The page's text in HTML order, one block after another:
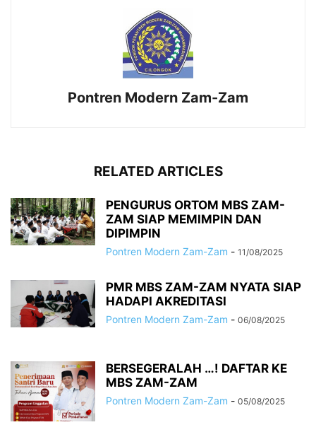
Pontren Modern Zam-Zam
RELATED ARTICLES
PENGURUS ORTOM MBS ZAM-
ZAM SIAP MEMIMPIN DAN
DIPIMPIN
Pontren Modern Zam-Zam - 11/08/2025
PMR MBS ZAM-ZAM NYATA SIAP
HADAPI AKREDITASI
Pontren Modern Zam-Zam - 06/08/2025
BERSEGERALAH …! DAFTAR KE
MBS ZAM-ZAM
Pontren Modern Zam-Zam - 05/08/2025